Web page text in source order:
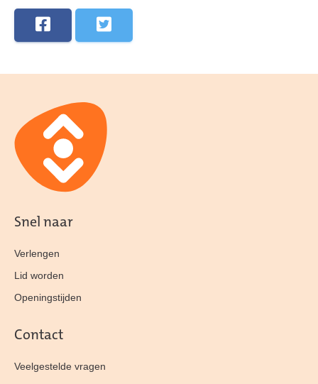
Snel naar
Verlengen
Lid worden
Openingstijden
Contact
Veelgestelde vragen